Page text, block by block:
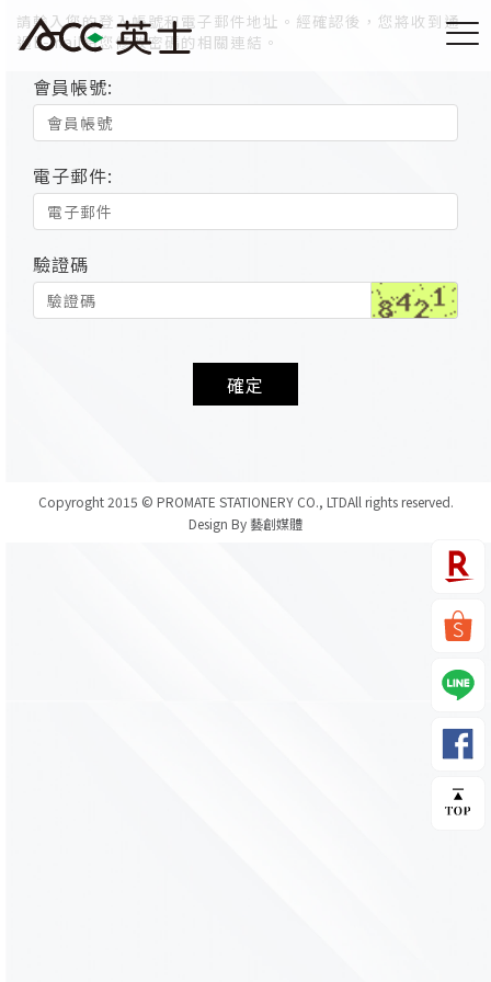
請輸入您的登入帳號和電子郵件地址。經確認後，您將收到通
過E-mail給您修改密碼的相關連結。
會員帳號:
電子郵件:
驗證碼
確定
Copyroght 2015 © PROMATE STATIONERY CO., LTDAll rights reserved.
Design By 藝創媒體